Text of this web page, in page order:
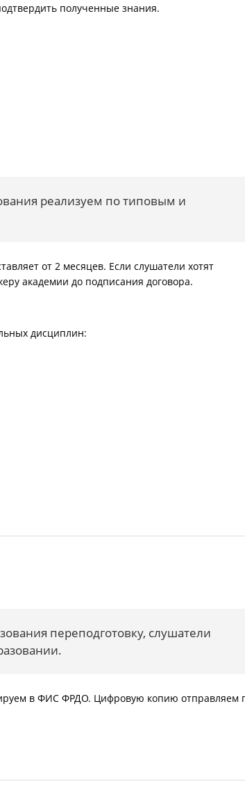
полученные знания.
реализуем по типовым и
от 2 месяцев. Если слушатели хотят
академии до подписания договора.
дисциплин:
переподготовку, слушатели
в ФИС ФРДО. Цифровую копию отправляем